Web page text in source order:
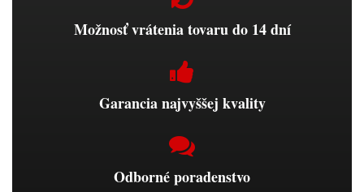
Možnosť vrátenia tovaru do 14 dní
Garancia najvyššej kvality
Odborné poradenstvo